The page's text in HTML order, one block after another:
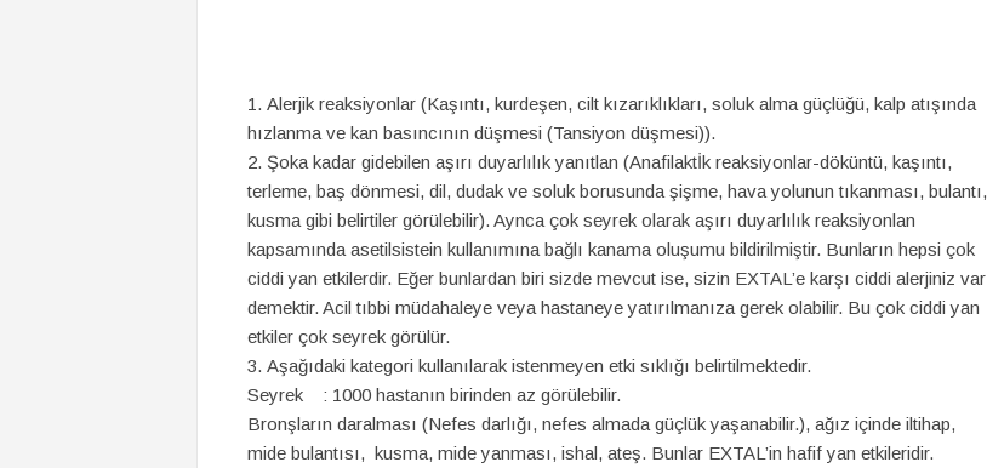
Alerjik reaksiyonlar (Kaşıntı, kurdeşen, cilt kızarıklıkları, soluk alma güçlüğü, kalp atışında
hızlanma ve kan basıncının düşmesi (Tansiyon düşmesi)).
Şoka kadar gidebilen aşırı duyarlılık yanıtlan (Anafilaktİk reaksiyonlar-döküntü, kaşıntı,
terleme, baş dönmesi, dil, dudak ve soluk borusunda şişme, hava yolunun tıkanması, bulantı,
kusma gibi belirtiler görülebilir). Aynca çok seyrek olarak aşırı duyarlılık reaksiyonlan
kapsamında asetilsistein kullanımına bağlı kanama oluşumu bildirilmiştir. Bunların hepsi çok
ciddi yan etkilerdir. Eğer bunlardan biri sizde mevcut ise, sizin EXTAL’e karşı ciddi alerjiniz var
demektir. Acil tıbbi müdahaleye veya hastaneye yatırılmanıza gerek olabilir. Bu çok ciddi yan
etkiler çok seyrek görülür.
Aşağıdaki kategori kullanılarak istenmeyen etki sıklığı belirtilmektedir.
Seyrek : 1000 hastanın birinden az görülebilir.
Bronşların daralması (Nefes darlığı, nefes almada güçlük yaşanabilir.), ağız içinde iltihap,
mide bulantısı, kusma, mide yanması, ishal, ateş. Bunlar EXTAL’in hafif yan etkileridir.